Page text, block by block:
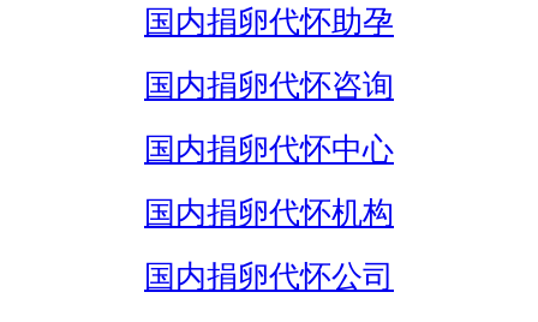
国内捐卵代怀助孕
国内捐卵代怀咨询
国内捐卵代怀中心
国内捐卵代怀机构
国内捐卵代怀公司